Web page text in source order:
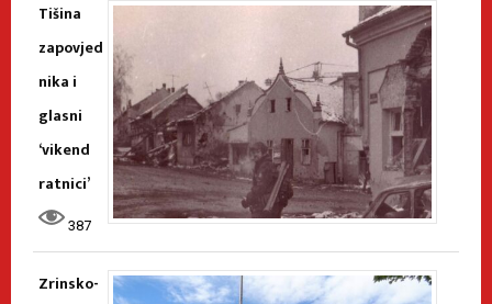
Tišina
zapovjed
nika i
glasni
‘vikend
ratnici’
387
Zrinsko-